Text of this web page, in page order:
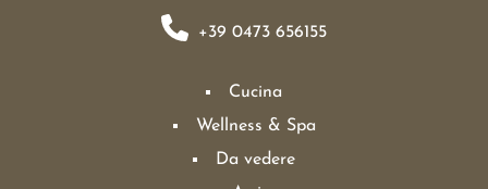
+39 0473 656155
Cucina
Wellness & Spa
Da vedere